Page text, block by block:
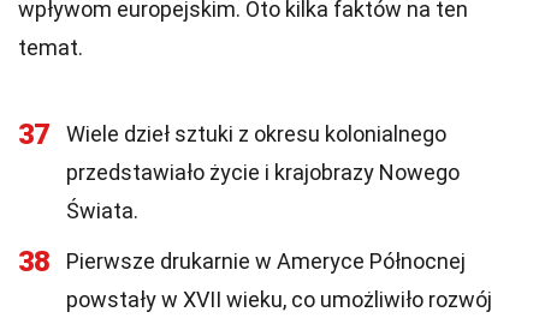
wpływom europejskim. Oto kilka faktów na ten
temat.
37
Wiele dzieł sztuki z okresu kolonialnego
przedstawiało życie i krajobrazy Nowego
Świata.
38
Pierwsze drukarnie w Ameryce Północnej
powstały w XVII wieku, co umożliwiło rozwój